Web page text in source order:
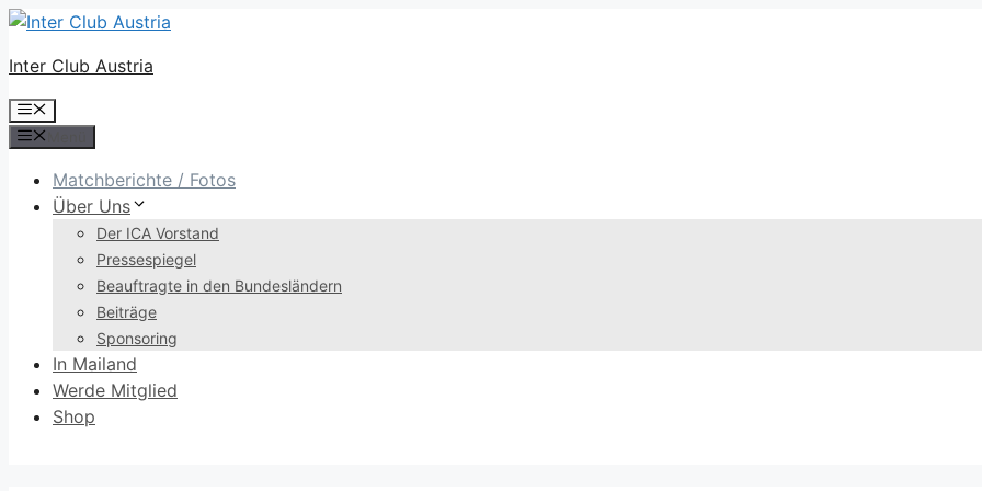
Zum
springen
Inter Club Austria
Menü
Matchberichte / Fotos
Über Uns
Der ICA Vorstand
Pressespiegel
Beauftragte in den Bundesländern
Beiträge
Sponsoring
In Mailand
Werde Mitglied
Shop